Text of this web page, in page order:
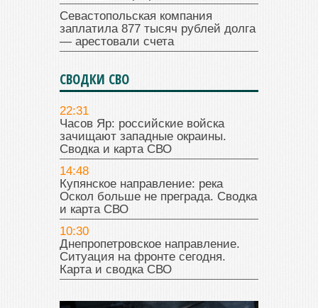
Севастопольская компания
заплатила 877 тысяч рублей долга
— арестовали счета
СВОДКИ СВО
22:31
Часов Яр: российские войска
зачищают западные окраины.
Сводка и карта СВО
14:48
Купянское направление: река
Оскол больше не преграда. Сводка
и карта СВО
10:30
Днепропетровское направление.
Ситуация на фронте сегодня.
Карта и сводка СВО